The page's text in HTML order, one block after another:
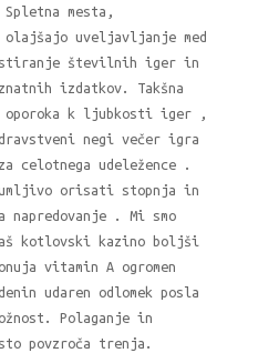
mesta,
uveljavljanje med
številnih iger in
izdatkov. Takšna
oporoka k ljubkosti iger ,
negi večer igra
celotnega udeležence .
orisati stopnja in
. Mi smo
kotlovski kazino boljši
vitamin A ogromen
udaren odlomek posla
Polaganje in
povzroča trenja.